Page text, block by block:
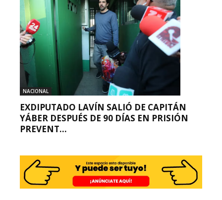
NACIONAL
EXDIPUTADO LAVÍN SALIÓ DE CAPITÁN
YÁBER DESPUÉS DE 90 DÍAS EN PRISIÓN
PREVENT...